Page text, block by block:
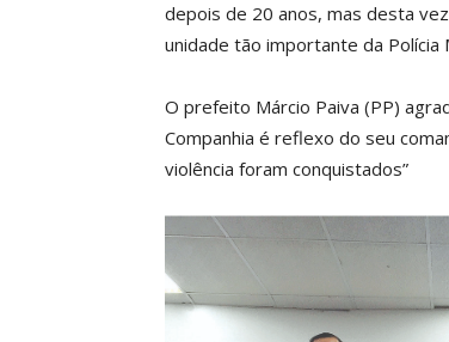
depois de 20 anos, mas desta
unidade tão importante da Polícia
O prefeito Márcio Paiva (PP)
Companhia é reflexo do seu
violência foram conquistados”